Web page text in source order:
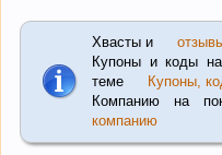
Хвасты и
Купоны и коды
теме
Купоны,
Компанию на
компанию